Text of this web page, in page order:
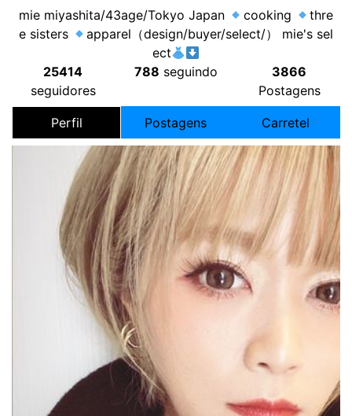
mie miyashita/43age/Tokyo Japan cooking
thre
e sisters
apparel（design/buyer/select/） mie's sel
ect
25414
seguidores
788 seguindo
3866
Postagens
Perfil Postagens Carretel